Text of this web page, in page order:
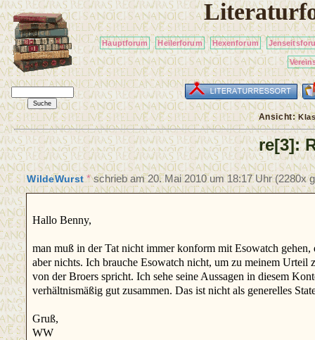
Hauptforum Heilerforum Hexenforum
Ansicht:
re[3]:
WildeWurst*schrieb am20. Mai 2010 um 18:17 Uhr(2280x
Hallo Benny,
man muß in der Tat nicht immer konform mit Esowatch
aber nichts. Ich brauche Esowatch nicht, um zu meinem
von der Broers spricht. Ich sehe seine Aussagen in diesem
verhältnismäßig gut zusammen. Das ist nicht als generelles
Gruß,
WW